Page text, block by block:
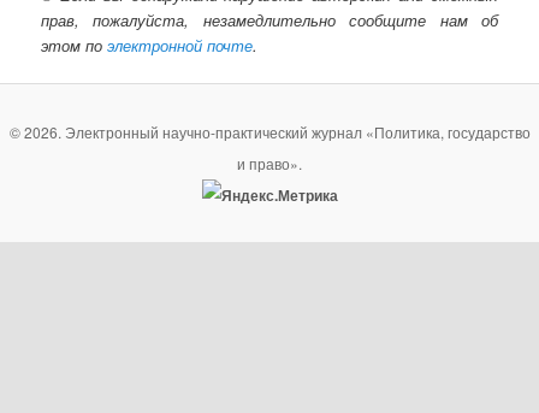
прав, пожалуйста, незамедлительно сообщите нам об
этом поэлектронной почте.
© 2026. Электронный научно-практический журнал «Политика, государство
и право».